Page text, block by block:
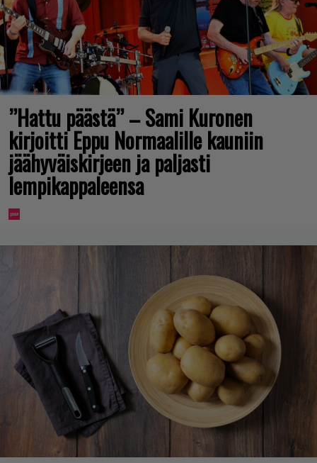
”Hattu päästä” – Sami Kuronen
kirjoitti Eppu Normaalille kauniin
jäähyväiskirjeen ja paljasti
lempikappaleensa